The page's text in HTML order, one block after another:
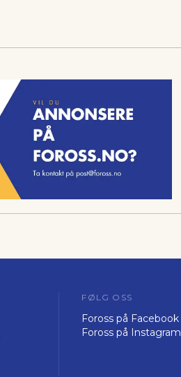
FØLG OSS
Foross på Facebook
Foross på Instagram